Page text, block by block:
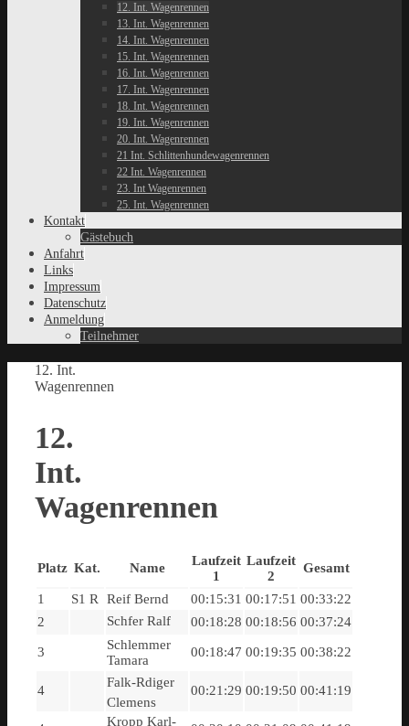
12. Int. Wagenrennen
13. Int. Wagenrennen
14. Int. Wagenrennen
15. Int. Wagenrennen
16. Int. Wagenrennen
17. Int. Wagenrennen
18. Int. Wagenrennen
19. Int. Wagenrennen
20. Int. Wagenrennen
21 Int. Schlittenhundewagenrennen
22 Int. Wagenrennen
23. Int Wagenrennen
25. Int. Wagenrennen
Kontakt
Gästebuch
Anfahrt
Links
Impressum
Datenschutz
Anmeldung
Teilnehmer
12. Int.
Wagenrennen
12.
Int.
Wagenrennen
Platz Kat. Name
Laufzeit
1
Laufzeit
2
Gesamt
1 S1 R Reif Bernd 00:15:31 00:17:51 00:33:22
2
Schfer Ralf 00:18:28 00:18:56 00:37:24
3
Schlemmer
Tamara
00:18:47 00:19:35 00:38:22
4
Falk-Rdiger
Clemens
00:21:29 00:19:50 00:41:19
Kropp Karl-